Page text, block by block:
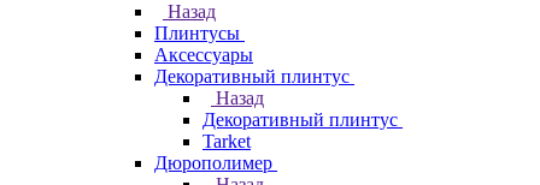
Назад
Плинтусы
Аксессуары
Декоративный плинтус
Назад
Декоративный плинтус
Tarket
Дюрополимер